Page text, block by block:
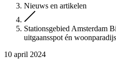
Nieuws en artikelen
Stationsgebied Amsterdam
uitgaansspot én
10 april 2024